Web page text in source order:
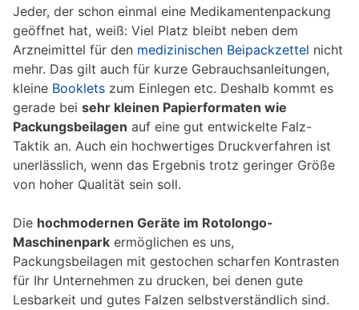
Jeder, der schon einmal eine Medikamentenpackung
geöffnet hat, weiß: Viel Platz bleibt neben dem
Arzneimittel für den medizinischen Beipackzettel nicht
mehr. Das gilt auch für kurze Gebrauchsanleitungen,
kleine Booklets zum Einlegen etc. Deshalb kommt es
gerade bei sehr kleinen Papierformaten wie
Packungsbeilagen auf eine gut entwickelte Falz-
Taktik an. Auch ein hochwertiges Druckverfahren ist
unerlässlich, wenn das Ergebnis trotz geringer Größe
von hoher Qualität sein soll.
Die hochmodernen Geräte im Rotolongo-
Maschinenpark ermöglichen es uns,
Packungsbeilagen mit gestochen scharfen Kontrasten
für Ihr Unternehmen zu drucken, bei denen gute
Lesbarkeit und gutes Falzen selbstverständlich sind.